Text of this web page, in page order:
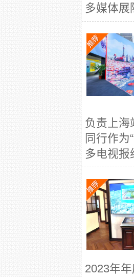
多媒体展
负责上
同行作
多电视报
2023年